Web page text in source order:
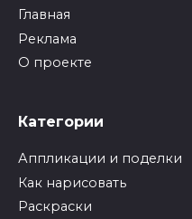
Главная
Реклама
О проекте
Категории
Аппликации и поделки
Как нарисовать
Раскраски